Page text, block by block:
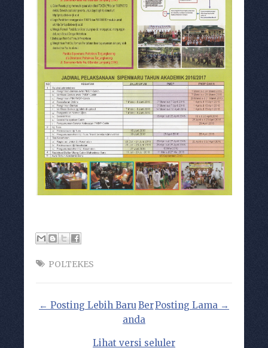
POLTEKES
← Posting Lebih Baru Posting Lama →
Ber
anda
Lihat versi seluler